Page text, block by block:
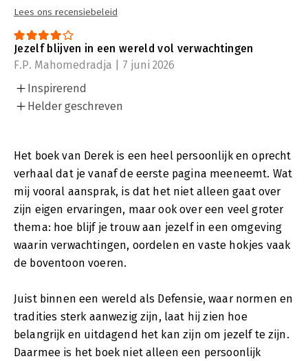
Lees ons recensiebeleid
Jezelf blijven in een wereld vol verwachtingen
F.P. Mahomedradja | 7 juni 2026
Inspirerend
Helder geschreven
Het boek van Derek is een heel persoonlijk en oprecht
verhaal dat je vanaf de eerste pagina meeneemt. Wat
mij vooral aansprak, is dat het niet alleen gaat over
zijn eigen ervaringen, maar ook over een veel groter
thema: hoe blijf je trouw aan jezelf in een omgeving
waarin verwachtingen, oordelen en vaste hokjes vaak
de boventoon voeren.
Juist binnen een wereld als Defensie, waar normen en
tradities sterk aanwezig zijn, laat hij zien hoe
belangrijk en uitdagend het kan zijn om jezelf te zijn.
Daarmee is het boek niet alleen een persoonlijk